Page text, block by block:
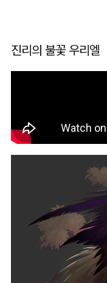
진리의 불꽃 우리엘